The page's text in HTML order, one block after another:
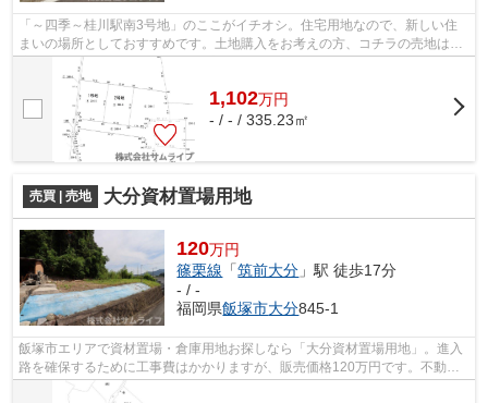
「～四季～桂川駅南3号地」のここがイチオシ。住宅用地なので、新しい住
まいの場所としておすすめです。土地購入をお考えの方、コチラの売地は環
境も良くておすすめです。アップダウン...
1,102万円
- / - / 335.23㎡
売買 | 売地 大分資材置場用地
120万円
篠栗線 「筑前大分 」駅 徒歩17分
- / -
福岡県飯塚市大分845-1
飯塚市エリアで資材置場・倉庫用地お探しなら「大分資材置場用地」。進入
路を確保するために工事費はかかりますが、販売価格120万円です。不動産
情報はサムライフでご確認ください。ス...